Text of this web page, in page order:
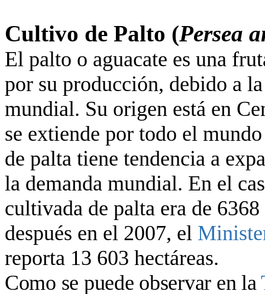
Cultivo de Palto (Persea
El palto o aguacate es una
por su producción, debido a
mundial. Su origen está en
se extiende por todo el
de palta tiene tendencia a
la demanda mundial. En el
cultivada de palta era de
después en el 2007, el
reporta 13 603 hectáreas.
Como se puede observar en la